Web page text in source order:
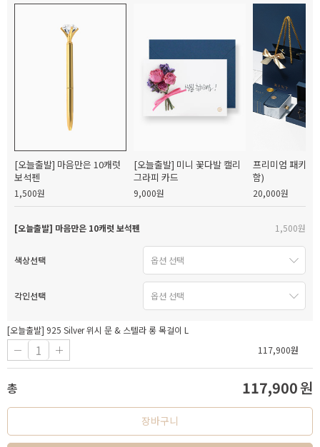
[오늘출발] 마음만은 10캐럿
보석펜
1,500원
[오늘출발] 미니 꽃다발 캘리
그라피 카드
9,000원
프리미엄 패키지
함)
20,000원
[오늘출발] 마음만은 10캐럿 보석펜 1,500원
색상선택
각인선택
[오늘출발] 925 Silver 위시 문 & 스텔라 롱 목걸이 L
117,900원
총 117,900원
장바구니